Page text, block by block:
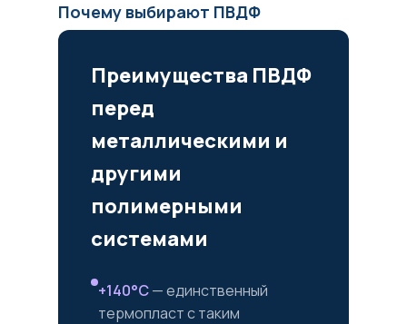
Почему выбирают ПВДФ
Преимущества ПВДФ
перед
металлическими и
другими
полимерными
системами
+140°C— единственный
термопласт с таким